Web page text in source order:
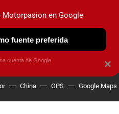
OBSERVATORIO
China GPS Google Maps
×
Motorpasion en Google
fuente preferida
cuenta de Google